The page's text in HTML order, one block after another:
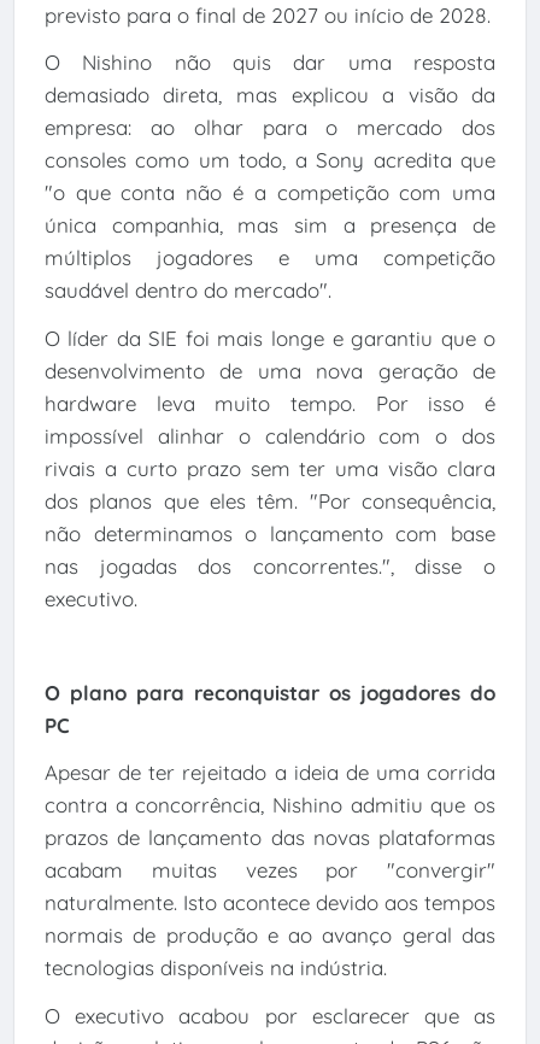
previsto para o final de 2027 ou início de 2028.
O Nishino não quis dar uma resposta
demasiado direta, mas explicou a visão da
empresa: ao olhar para o mercado dos
consoles como um todo, a Sony acredita que
"o que conta não é a competição com uma
única companhia, mas sim a presença de
múltiplos jogadores e uma competição
saudável dentro do mercado".
O líder da SIE foi mais longe e garantiu que o
desenvolvimento de uma nova geração de
hardware leva muito tempo. Por isso é
impossível alinhar o calendário com o dos
rivais a curto prazo sem ter uma visão clara
dos planos que eles têm. "Por consequência,
não determinamos o lançamento com base
nas jogadas dos concorrentes.", disse o
executivo.
O plano para reconquistar os jogadores do
PC
Apesar de ter rejeitado a ideia de uma corrida
contra a concorrência, Nishino admitiu que os
prazos de lançamento das novas plataformas
acabam muitas vezes por "convergir"
naturalmente. Isto acontece devido aos tempos
normais de produção e ao avanço geral das
tecnologias disponíveis na indústria.
O executivo acabou por esclarecer que as